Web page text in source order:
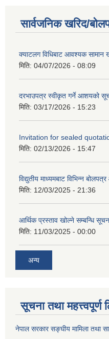
सार्वजनिक खरिद/
क्याटलग विधिबाट आवश्यक सामान
मिति: 04/07/2026 - 08:09
दरभाउपत्र स्वीकृत गर्ने आशयको
मिति: 03/17/2026 - 15:23
Invitation for sealed
मिति: 02/13/2026 - 15:47
विद्युतीय माध्यमबाट विभिन्न
मिति: 12/03/2025 - 21:36
आर्थिक प्रस्ताव खोल्ने सम्बन्धि
मिति: 11/03/2025 - 00:00
अन्य
सूचना तथा महत्त्वपूर्ण
नेपाल सरकार सङ्घीय मामिला तथा